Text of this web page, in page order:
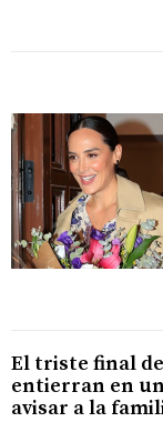
El triste final
entierran en
avisar a la